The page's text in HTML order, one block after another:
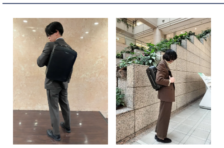
BLACK カートに入れる
CHARCOAL GRAY カートに入れる